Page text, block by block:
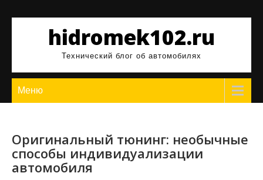
содержимомуhidromek102.ru
Технический блог об автомобилях
Меню
Оригинальный тюнинг: необычные
способы индивидуализации
автомобиля